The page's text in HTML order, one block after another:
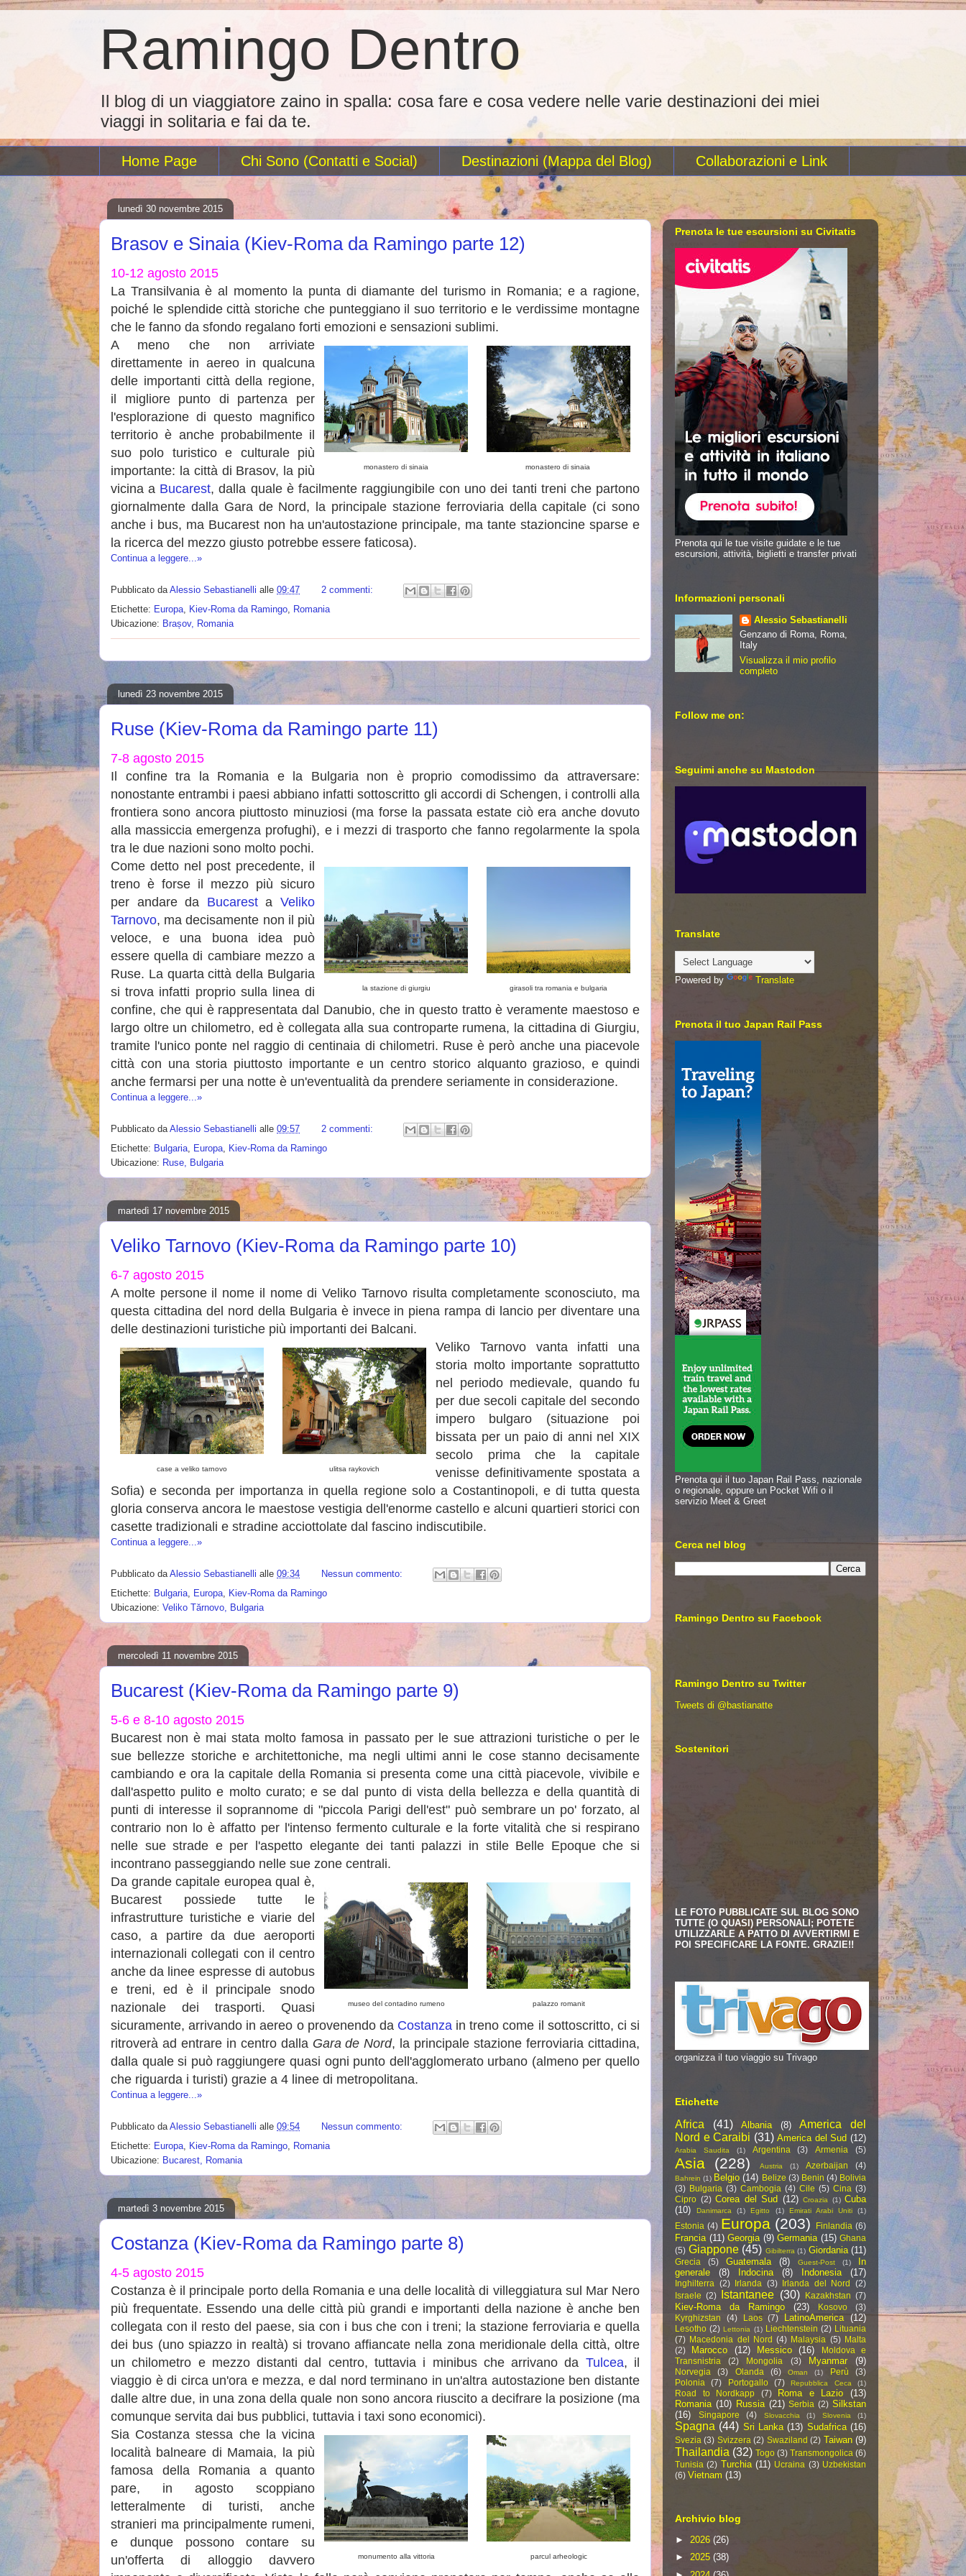
Ramingo Dentro
Il blog di un viaggiatore zaino in spalla: cosa fare e cosa vedere nelle varie destinazioni dei miei
viaggi in solitaria e fai da te.
Home Page Chi Sono (Contatti e Social) Destinazioni (Mappa del Blog) Collaborazioni e Link
lunedì 30 novembre 2015
Brasov e Sinaia (Kiev-Roma da Ramingo parte 12)
10-12 agosto 2015
La Transilvania è al momento la punta di diamante del turismo in Romania; e a ragione,
poiché le splendide città storiche che punteggiano il suo territorio e le verdissime montagne
che le fanno da sfondo regalano forti emozioni e sensazioni sublimi.
monastero di sinaia
monastero di sinaia
A meno che non arriviate
direttamente in aereo in qualcuna
delle importanti città della regione,
il migliore punto di partenza per
l'esplorazione di questo magnifico
territorio è anche probabilmente il
suo polo turistico e culturale più
importante: la città di Brasov, la più
vicina a Bucarest, dalla quale è facilmente raggiungibile con uno dei tanti treni che partono
giornalmente dalla Gara de Nord, la principale stazione ferroviaria della capitale (ci sono
anche i bus, ma Bucarest non ha un'autostazione principale, ma tante stazioncine sparse e
la ricerca del mezzo giusto potrebbe essere faticosa).
Continua a leggere...»
Pubblicato daAlessio Sebastianelli alle 09:47
2 commenti:
Etichette: Europa, Kiev-Roma da Ramingo, Romania
Ubicazione: Brașov, Romania
lunedì 23 novembre 2015
Ruse (Kiev-Roma da Ramingo parte 11)
7-8 agosto 2015
Il confine tra la Romania e la Bulgaria non è proprio comodissimo da attraversare:
nonostante entrambi i paesi abbiano infatti sottoscritto gli accordi di Schengen, i controlli alla
frontiera sono ancora piuttosto minuziosi (ma forse la passata estate ciò era anche dovuto
alla massiccia emergenza profughi), e i mezzi di trasporto che fanno regolarmente la spola
tra le due nazioni sono molto pochi.
girasoli tra romania e bulgaria
la stazione di giurgiu
Come detto nel post precedente, il
treno è forse il mezzo più sicuro
per andare da BucarestaVeliko
Tarnovo, ma decisamente non il più
veloce, e una buona idea può
essere quella di cambiare mezzo a
Ruse. La quarta città della Bulgaria
si trova infatti proprio sulla linea di
confine, che qui è rappresentata dal Danubio, che in questo tratto è veramente maestoso e
largo oltre un chilometro, ed è collegata alla sua controparte rumena, la cittadina di Giurgiu,
tramite l'unico ponte nel raggio di centinaia di chilometri. Ruse è però anche una piacevole
città con una storia piuttosto importante e un centro storico alquanto grazioso, e quindi
anche fermarsi per una notte è un'eventualità da prendere seriamente in considerazione.
Continua a leggere...»
Pubblicato daAlessio Sebastianelli alle 09:57
2 commenti:
Etichette: Bulgaria, Europa, Kiev-Roma da Ramingo
Ubicazione: Ruse, Bulgaria
martedì 17 novembre 2015
Veliko Tarnovo (Kiev-Roma da Ramingo parte 10)
6-7 agosto 2015
A molte persone il nome il nome di Veliko Tarnovo risulta completamente sconosciuto, ma
questa cittadina del nord della Bulgaria è invece in piena rampa di lancio per diventare una
delle destinazioni turistiche più importanti dei Balcani.
case a veliko tarnovo ulitsa raykovich
Veliko Tarnovo vanta infatti una
storia molto importante soprattutto
nel periodo medievale, quando fu
per due secoli capitale del secondo
impero bulgaro (situazione poi
bissata per un paio di anni nel XIX
secolo prima che la capitale
venisse definitivamente spostata a
Sofia) e seconda per importanza in quella regione solo a Costantinopoli, e di tutta questa
gloria conserva ancora le maestose vestigia dell'enorme castello e alcuni quartieri storici con
casette tradizionali e stradine acciottolate dal fascino indiscutibile.
Continua a leggere...»
Pubblicato daAlessio Sebastianelli alle 09:34
Nessun commento:
Etichette: Bulgaria, Europa, Kiev-Roma da Ramingo
Ubicazione: Veliko Tărnovo, Bulgaria
mercoledì 11 novembre 2015
Bucarest (Kiev-Roma da Ramingo parte 9)
5-6 e 8-10 agosto 2015
Bucarest non è mai stata molto famosa in passato per le sue attrazioni turistiche o per le
sue bellezze storiche e architettoniche, ma negli ultimi anni le cose stanno decisamente
cambiando e ora la capitale della Romania si presenta come una città piacevole, vivibile e
dall'aspetto pulito e molto curato; e se dal punto di vista della bellezza e della quantità di
punti di interesse il soprannome di "piccola Parigi dell'est" può sembrare un po' forzato, al
contrario non lo è affatto per l'intenso fermento culturale e la forte vitalità che si respirano
nelle sue strade e per l'aspetto elegante dei tanti palazzi in stile Belle Epoque che si
incontrano passeggiando nelle sue zone centrali.
palazzo romanit
museo del contadino rumeno
Da grande capitale europea qual è,
Bucarest possiede tutte le
infrastrutture turistiche e viarie del
caso, a partire da due aeroporti
internazionali collegati con il centro
anche da linee espresse di autobus
e treni, ed è il principale snodo
nazionale dei trasporti. Quasi
sicuramente, arrivando in aereo o provenendo da Costanza in treno come il sottoscritto, ci si
ritroverà ad entrare in centro dalla Gara de Nord, la principale stazione ferroviaria cittadina,
dalla quale si può raggiungere quasi ogni punto dell'agglomerato urbano (almeno per quello
che riguarda i turisti) grazie a 4 linee di metropolitana.
Continua a leggere...»
Pubblicato daAlessio Sebastianelli alle 09:54
Nessun commento:
Etichette: Europa, Kiev-Roma da Ramingo, Romania
Ubicazione: Bucarest, Romania
martedì 3 novembre 2015
Costanza (Kiev-Roma da Ramingo parte 8)
4-5 agosto 2015
Costanza è il principale porto della Romania e una delle località di villeggiatura sul Mar Nero
più frequentate. Essendo una delle città più grandi e importanti della nazione è anche ben
collegata con il resto del paese, sia con i bus che con i treni; la stazione ferroviaria e quella
dei bus (uno spiazzo in realtà) si trovano affiancate nella zona meridionale della città, oltre
un chilometro e mezzo distanti dal centro, tuttavia i minibus che arrivano da Tulcea, il
viaggio è di circa un'ora e mezza, e dal nord terminano in un'altra autostazione ben distante
dalle altre due, in una zona della quale non sono ancora riuscito a decifrare la posizione (ma
comunque servita dai bus pubblici, tuttavia i taxi sono economici).
parcul arheologic
monumento alla vittoria
Sia Costanza stessa che la vicina
località balneare di Mamaia, la più
famosa della Romania a quanto
pare, in agosto scoppiano
letteralmente di turisti, anche
stranieri ma principalmente rumeni,
e dunque possono contare su
un'offerta di alloggio davvero
Prenota le tue escursioni su Civitatis
Prenota qui le tue visite guidate e le tue
escursioni, attività, biglietti e transfer privati
Informazioni personali
Alessio Sebastianelli
Genzano di Roma, Roma,
Italy
Visualizza il mio profilo
completo
Follow me on:
Seguimi anche su Mastodon
Translate
Powered by Translate
Prenota il tuo Japan Rail Pass
Prenota qui il tuo Japan Rail Pass, nazionale
o regionale, oppure un Pocket Wifi o il
servizio Meet & Greet
Cerca nel blog
Ramingo Dentro su Facebook
Ramingo Dentro su Twitter
Tweets di @bastianatte
Sostenitori
LE FOTO PUBBLICATE SUL BLOG SONO
TUTTE (O QUASI) PERSONALI; POTETE
UTILIZZARLE A PATTO DI AVVERTIRMI E
POI SPECIFICARE LA FONTE. GRAZIE!!
organizza il tuo viaggio su Trivago
Etichette
Africa (41) Albania (8)
America del
Nord e Caraibi (31) America del Sud (12)
Arabia Saudita (1) Argentina (3) Armenia (5)
Asia (228) Austria (1) Azerbaijan (4)
Bahrein (1) Belgio (14) Belize (3) Benin (4) Bolivia
(3) Bulgaria (3) Cambogia (4) Cile (5) Cina (3)
Cipro (2) Corea del Sud (12) Croazia (1) Cuba
(10)
Danimarca (1) Egitto (1) Emirati Arabi Uniti (1)
Estonia (4) Europa (203) Finlandia (6)
Francia (11) Georgia (9) Germania (15) Ghana
(5) Giappone (45) Gibilterra (1) Giordania (11)
Grecia (5) Guatemala (8) Guest-Post (1)
In
generale
(8) Indocina (8) Indonesia (17)
Inghilterra (2) Irlanda (3) Irlanda del Nord
(2)
Israele (2) Istantanee (30) Kazakhstan (7)
Kiev-Roma da Ramingo (23) Kosovo
(3)
Kyrghizstan
(4) Laos (7) LatinoAmerica (12)
Lesotho (2) Lettonia (1) Liechtenstein (2) Lituania
(7) Macedonia del Nord (4) Malaysia (5) Malta
(2)
Marocco (12) Messico (16)
Moldova e
Transnistria
(2) Mongolia (3) Myanmar (9)
Norvegia (3) Olanda (6) Oman (1) Perù
(3)
Polonia
(7) Portogallo (7) Repubblica Ceca (1)
Road to Nordkapp (7) Roma e Lazio
(13)
Romania (10) Russia (21) Serbia (2) Silkstan
(16)
Singapore (4) Slovacchia (1) Slovenia (1)
Spagna (44) Sri Lanka (13) Sudafrica (16)
Svezia (3) Svizzera (2) Swaziland (2) Taiwan (9)
Thailandia (32) Togo (3) Transmongolica (6)
Tunisia (2) Turchia (11) Ucraina (3) Uzbekistan
(6) Vietnam (13)
Archivio blog
► 2026 (26)
► 2025 (38)